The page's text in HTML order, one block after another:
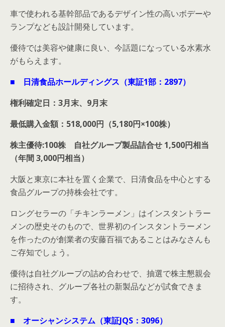
車で使われる基幹部品であるデザイン性の高いボデーや
ランプなども設計開発しています。
優待では美容や健康に良い、今話題になっている水素水
がもらえます。
■ 日清食品ホールディングス（東証1部：2897）
権利確定日：3月末、9月末
最低購入金額：518,000円（5,180円×100株）
株主優待:100株 自社グループ製品詰合せ 1,500円相当
（年間 3,000円相当）
大阪と東京に本社を置く企業で、日清食品を中心とする
食品グループの持株会社です。
ロングセラーの「チキンラーメン」はインスタントラー
メンの歴史そのもので、世界初のインスタントラーメン
を作ったのが創業者の安藤百福であることはみなさんも
ご存知でしょう。
優待は自社グループの詰め合わせで、抽選で株主懇親会
に招待され、グループ各社の新製品などが試食できま
す。
■ オーシャンシステム（東証JQS：3096）